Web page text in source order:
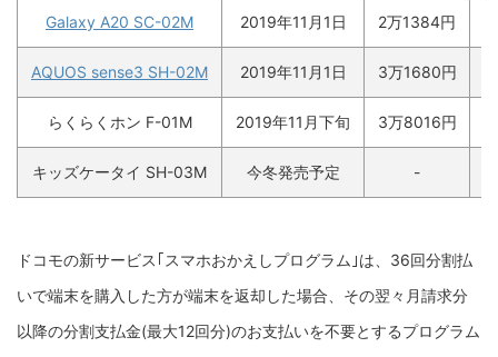
Galaxy A20 SC-02M 2019年11月1日 2万1384円
AQUOS sense3 SH-02M 2019年11月1日 3万1680円
らくらくホン F-01M 2019年11月下旬 3万8016円
キッズケータイ SH-03M 今冬発売予定 -
ドコモの新サービス｢スマホおかえしプログラム｣は、36回分割払
いで端末を購入した方が端末を返却した場合、その翌々月請求分
以降の分割支払金(最大12回分)のお支払いを不要とするプログラム